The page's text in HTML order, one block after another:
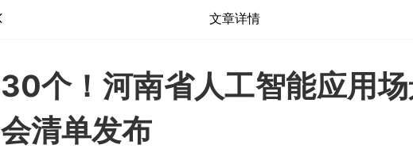
文章详情
30个！河南省人工智能应用
会清单发布